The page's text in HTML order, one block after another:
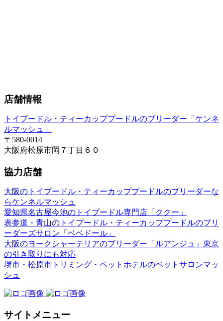
店舗情報
トイプードル・ティーカッププードルのブリーダー「ケンネ
ルマッシュ」
〒580-0014
大阪府松原市岡７丁目６０
協力店舗
大阪のトイプードル・ティーカッププードルのブリーダーな
らケンネルマッシュ
愛知県名古屋今池のトイプードル専門店「ククー」
表参道・青山のトイプードル・ティーカッププードルのブリ
ーダーズサロン「ベベドール」
大阪のヨークシャーテリアのブリーダー「ルアンジュ」東京
の引き取りにも対応
堺市・松原市トリミング・ペットホテルのペットサロンマッ
シュ
サイトメニュー